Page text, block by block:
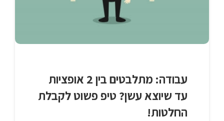
עבודה: מתלבטים בין 2 אופציות
עד שיוצא עשן? טיפ פשוט לקבלת
החלטות!